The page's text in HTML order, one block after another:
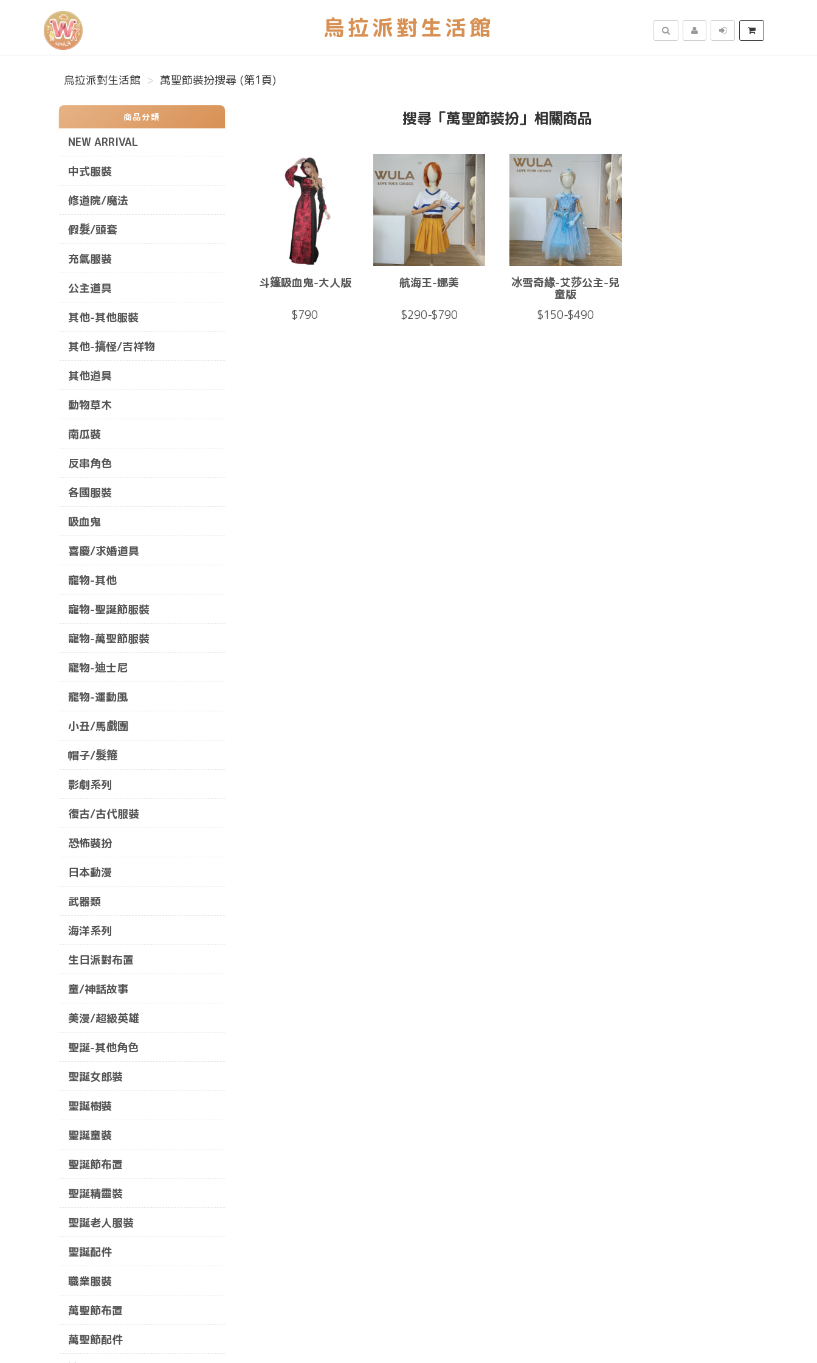
烏拉派對生活館
搜尋
烏拉派對生活館 萬聖節裝扮搜尋 (第1頁)
商品分類
NEW ARRIVAL
中式服裝
修道院/魔法
假髮/頭套
充氣服裝
公主道具
其他-其他服裝
其他-搞怪/吉祥物
其他道具
動物草木
南瓜裝
反串角色
各國服裝
吸血鬼
喜慶/求婚道具
寵物-其他
寵物-聖誕節服裝
寵物-萬聖節服裝
寵物-迪士尼
寵物-運動風
小丑/馬戲團
帽子/髮箍
影劇系列
復古/古代服裝
恐怖裝扮
日本動漫
武器類
海洋系列
生日派對布置
童/神話故事
美漫/超級英雄
聖誕-其他角色
聖誕女郎裝
聖誕樹裝
聖誕童裝
聖誕節布置
聖誕精靈裝
聖誕老人服裝
聖誕配件
職業服裝
萬聖節布置
萬聖節配件
搜尋「萬聖節裝扮」相關商品
斗篷吸血鬼-大人版
$790
航海王-娜美
$290-$790
冰雪奇緣-艾莎公主-兒
童版
$150-$490